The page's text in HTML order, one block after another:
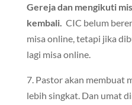
Gereja dan mengikuti
kembali. CIC belum
misa online, tetapi jika
lagi misa online.
7. Pastor akan membuat
lebih singkat. Dan umat